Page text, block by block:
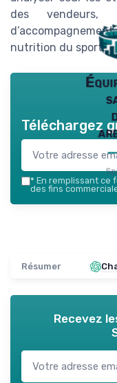
des
nutrition du sport.
Téléchargez
* En remplissant ce
des fins
Résumer
Recevez